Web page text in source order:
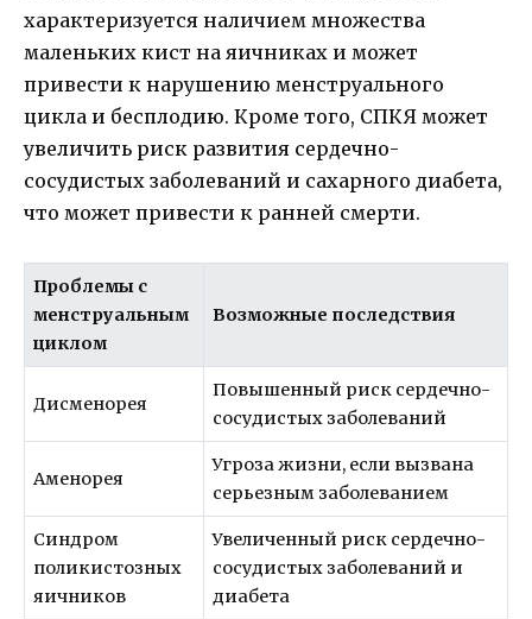
характеризуется наличием множества
маленьких кист на яичниках и может
привести к нарушению менструального
цикла и бесплодию. Кроме того, СПКЯ может
увеличить риск развития сердечно-
сосудистых заболеваний и сахарного диабета,
что может привести к ранней смерти.
Проблемы с
менструальным
циклом
Возможные последствия
Дисменорея
Повышенный риск сердечно-
сосудистых заболеваний
Аменорея
Угроза жизни, если вызвана
серьезным заболеванием
Синдром
поликистозных
яичников
Увеличенный риск сердечно-
сосудистых заболеваний и
диабета